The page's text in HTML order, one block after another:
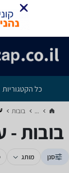
כל הקטגוריות
... בובות‏
בובות -
סנן מותג